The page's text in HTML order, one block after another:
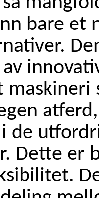
bare et
de
Dette er